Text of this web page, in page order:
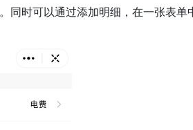
同时可以通过添加明细，在一张表单